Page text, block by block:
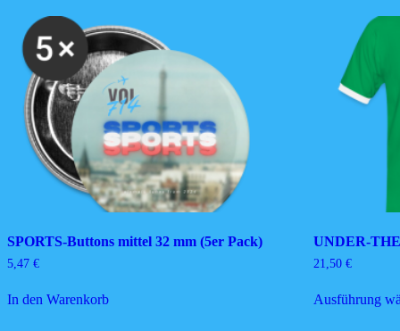
SPORTS-Buttons mittel 32 mm (5er Pack)
5,47 €
In den Warenkorb
UNDER-
21,50€
Ausführung